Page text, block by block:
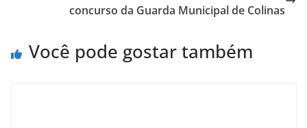
concurso da Guarda Municipal de Colinas
Você pode gostar também